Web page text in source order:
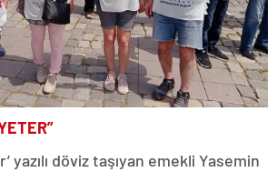
yazılı döviz taşıyan emekli Yasemin